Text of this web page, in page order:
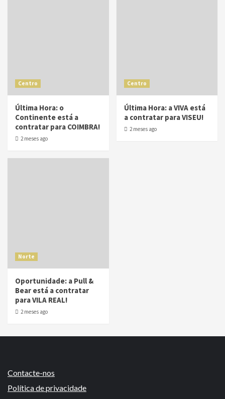
Centro
Última Hora: o
Continente está a
contratar para COIMBRA!
2 meses ago
Centro
Última Hora: a VIVA está
a contratar para VISEU!
2 meses ago
Norte
Oportunidade: a Pull &
Bear está a contratar
para VILA REAL!
2 meses ago
Contacte-nos
Política de privacidade